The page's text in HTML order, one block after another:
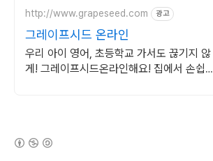
http://www.grapeseed.com 광고
그레이프시드 온라인
우리 아이 영어, 초등학교 가서도 끊기지 않
게! 그레이프시드온라인해요! 집에서 손쉽게,